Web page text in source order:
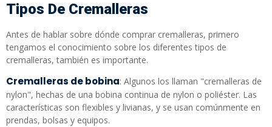
Tipos De Cremalleras
Antes de hablar sobre dónde comprar cremalleras, primero
tengamos el conocimiento sobre los diferentes tipos de
cremalleras, también es importante.
Cremalleras de bobina: Algunos los llaman "cremalleras de
nylon", hechas de una bobina continua de nylon o poliéster. Las
características son flexibles y livianas, y se usan comúnmente en
prendas, bolsas y equipos.